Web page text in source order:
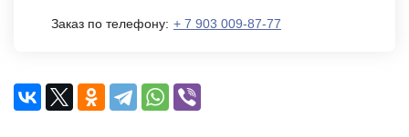
Заказ по телефону: + 7 903 009-87-77